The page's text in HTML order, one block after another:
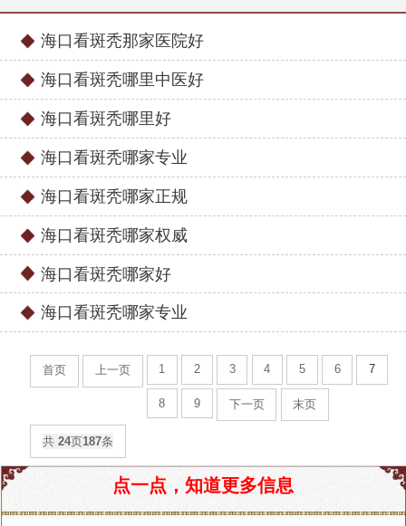
海口看斑秃那家医院好
海口看斑秃哪里中医好
海口看斑秃哪里好
海口看斑秃哪家专业
海口看斑秃哪家正规
海口看斑秃哪家权威
海口看斑秃哪家好
海口看斑秃哪家专业
首页 上一页 1 2 3 4 5 6 7
8 9 下一页 末页
共24页187条
点一点，知道更多信息